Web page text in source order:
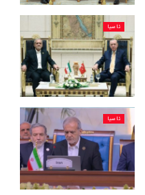
ئاسیا
ئاسیا